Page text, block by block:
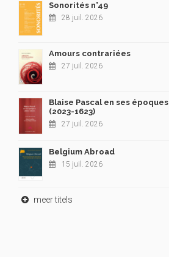
Sonorités n°49
28 juil. 2026
Amours contrariées
27 juil. 2026
Blaise Pascal en ses époques
(2023-1623)
27 juil. 2026
Belgium Abroad
15 juil. 2026
meer titels